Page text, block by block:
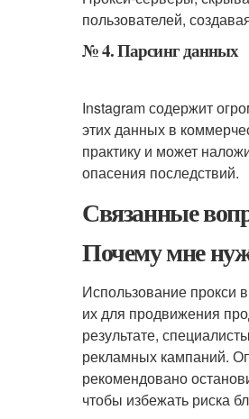
пользователей,
№ 4. Парсинг данных
Instagram содержит
этих данных в
практику и может
опасения последствий.
Связанные
Почему мне
Использование прокси
их для продвижения
результате,
рекламных кампаний.
рекомендовано
чтобы избежать риска